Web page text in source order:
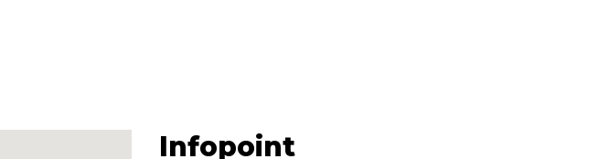
Infopoint